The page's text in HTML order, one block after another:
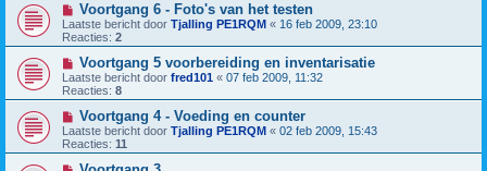
Voortgang 6 - Foto's van het testen
Laatste bericht door Tjalling PE1RQM « 16 feb 2009, 23:10
Reacties: 2
Voortgang 5 voorbereiding en inventarisatie
Laatste bericht door fred101 « 07 feb 2009, 11:32
Reacties: 8
Voortgang 4 - Voeding en counter
Laatste bericht door Tjalling PE1RQM « 02 feb 2009, 15:43
Reacties: 11